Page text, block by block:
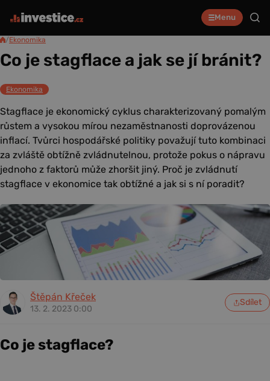
Menu
/Ekonomika
Co je stagflace a jak se jí bránit?
Ekonomika
Stagflace je ekonomický cyklus charakterizovaný pomalým
růstem a vysokou mírou nezaměstnanosti doprovázenou
inflací. Tvůrci hospodářské politiky považují tuto kombinaci
za zvláště obtížně zvládnutelnou, protože pokus o nápravu
jednoho z faktorů může zhoršit jiný. Proč je zvládnutí
stagflace v ekonomice tak obtížné a jak si s ní poradit?
Štěpán Křeček
13. 2. 2023 0:00
Sdílet
Co je stagflace?